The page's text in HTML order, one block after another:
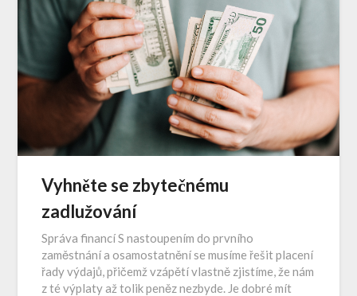
Vyhněte se zbytečnému
zadlužování
Správa financí S nastoupením do prvního
zaměstnání a osamostatnění se musíme řešit placení
řady výdajů, přičemž vzápětí vlastně zjistíme, že nám
z té výplaty až tolik peněz nezbyde. Je dobré mít